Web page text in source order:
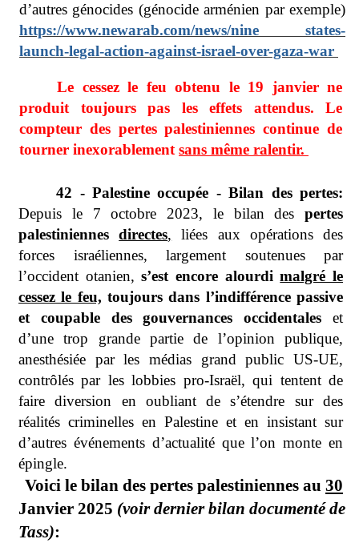
d’autres génocides (génocide arménien par exemple)
https://www.newarab.com/news/nine states-
launch-legal-action-against-israel-over-gaza-war
Le cessez le feu obtenu le 19 janvier ne
produit toujours pas les effets attendus. Le
compteur des pertes palestiniennes continue de
tourner inexorablement sans même ralentir.
42 - Palestine occupée - Bilan des pertes:
Depuis le 7 octobre 2023, le bilan des pertes
palestiniennesdirectes, liées aux opérations des
forces israéliennes, largement soutenues par
l’occident otanien,s’est encore alourdimalgré le
cessez le feu, toujours dans l’indifférence passive
et coupable des gouvernances occidentales et
d’une trop grande partie de l’opinion publique,
anesthésiée par les médias grand public US-UE,
contrôlés par les lobbies pro-Israël, qui tentent de
faire diversion en oubliant de s’étendre sur des
réalités criminelles en Palestine et en insistant sur
d’autres événements d’actualité que l’on monte en
épingle.
Voici le bilan des pertes palestiniennes au 30
Janvier 2025 (voir dernier bilan documenté de
Tass):